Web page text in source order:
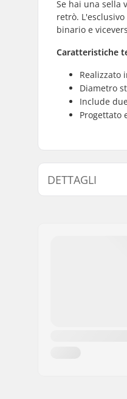
Se hai una sella
retrò.
binario e
Caratteristiche
Realizzato
Diametro
Include
Progettato
DETTAGLI